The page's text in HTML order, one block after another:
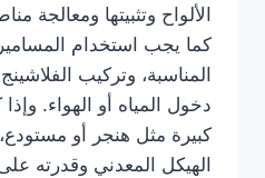
الألواح وتثبيتها ومعالجة
كما يجب استخدام
المناسبة، وتركيب
دخول المياه أو الهواء.
كبيرة مثل هنجر أو
الهيكل المعدني وقدرته